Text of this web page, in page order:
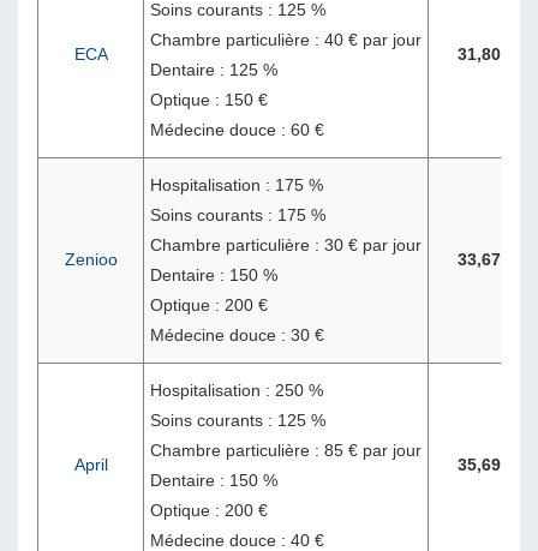
ECA
Soins courants : 125 %
Chambre particulière : 40 € par jour
Dentaire : 125 %
Optique : 150 €
Médecine douce : 60 €
31,80 €
Zenioo
Hospitalisation : 175 %
Soins courants : 175 %
Chambre particulière : 30 € par jour
Dentaire : 150 %
Optique : 200 €
Médecine douce : 30 €
33,67 €
April
Hospitalisation : 250 %
Soins courants : 125 %
Chambre particulière : 85 € par jour
Dentaire : 150 %
Optique : 200 €
Médecine douce : 40 €
35,69 €